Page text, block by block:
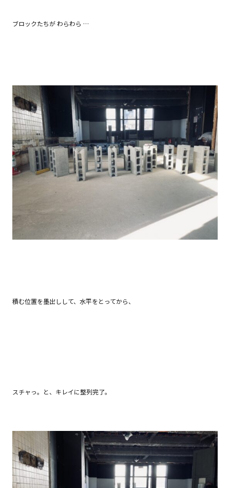
ブロックたちが わらわら …
積む位置を墨出しして、水平をとってから、
スチャっ。と、キレイに整列完了。